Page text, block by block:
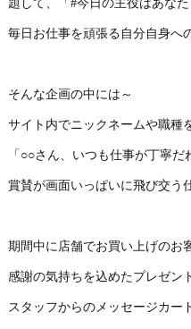
題して、「#今日の主役はあなた
毎日お仕事を頑張る自分自身へ
そんな企画の中には～
サイト内でニックネームや職種
「○○さん、いつも仕事が丁寧だ
賞賛が画面いっぱいに飛び交う
期間中に店舗でお買い上げのお
感謝の気持ちを込めたプレゼン
スタッフからのメッセージカー